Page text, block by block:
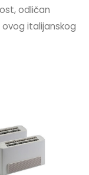
odličan
italijanskog